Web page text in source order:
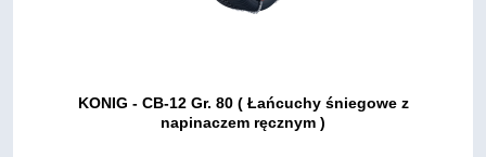
KONIG - CB-12 Gr. 80 ( Łańcuchy śniegowe z
napinaczem ręcznym )